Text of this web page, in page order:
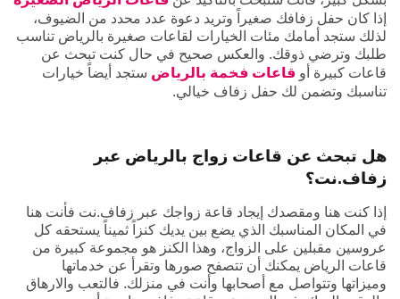
إذا كان حفل زفافك صغيراً وتريد دعوة عدد محدد من الضيوف،
لذلك ستجد أمامك مئات الخيارات لقاعات صغيرة بالرياض تناسب
طلبك وترضي ذوقك. والعكس صحيح في حال كنت تبحث عن
قاعات كبيرة أو قاعات فخمة بالرياض ستجد أيضاً خيارات
تناسبك وتضمن لك حفل زفاف خيالي.
هل تبحث عن قاعات زواج بالرياض عبر
زفاف.نت؟
إذا كنت هنا ومقصدك إيجاد قاعة زواجك عبر زفاف.نت فأنت هنا
في المكان المناسبك الذي يضع بين يديك كنزاً ثميناً يستحقه كل
عروسين مقبلين على الزواج، وهذا الكنز هو مجموعة كبيرة من
قاعات الرياض يمكنك أن تتصفح صورها وتقرأ عن خدماتها
وميزاتها وتتواصل مع أصحابها وأنت في منزلك. فالتعب والارهاق